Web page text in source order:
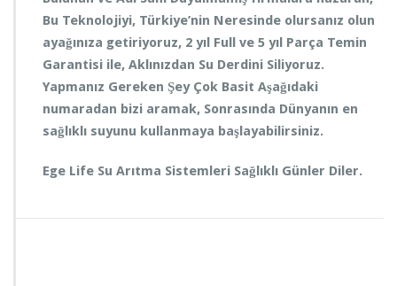
Bu Teknolojiyi, Türkiye’nin Neresinde olursanız olun
ayağınıza getiriyoruz, 2 yıl Full ve 5 yıl Parça Temin
Garantisi ile, Aklınızdan Su Derdini Siliyoruz.
Yapmanız Gereken Şey Çok Basit Aşağıdaki
numaradan bizi aramak, Sonrasında Dünyanın en
sağlıklı suyunu kullanmaya başlayabilirsiniz.
Ege Life Su Arıtma Sistemleri Sağlıklı Günler Diler.